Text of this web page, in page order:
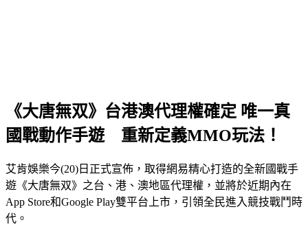
《大唐無双》台港澳代理權確定 唯一真
國戰動作手遊 重新定義MMO玩法！
艾肯娛樂今(20)日正式宣佈，取得網易精心打造的全新國戰手
遊《大唐無双》之台、港、澳地區代理權，並將於近期內在
App Store和Google Play雙平台上市，引領全民進入競技戰鬥時
代。